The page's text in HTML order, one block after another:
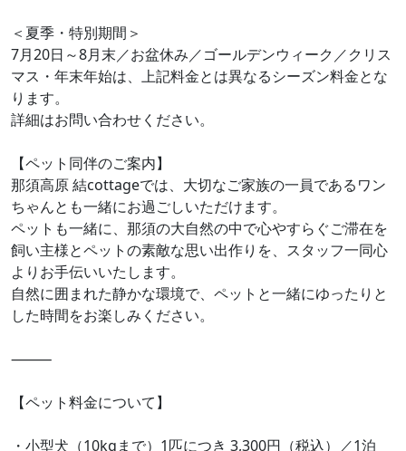
＜夏季・特別期間＞
7月20日～8月末／お盆休み／ゴールデンウィーク／クリス
マス・年末年始は、上記料金とは異なるシーズン料金とな
ります。
詳細はお問い合わせください。
【ペット同伴のご案内】
那須高原 結cottageでは、大切なご家族の一員であるワン
ちゃんとも一緒にお過ごしいただけます。
ペットも一緒に、那須の大自然の中で心やすらぐご滞在を
飼い主様とペットの素敵な思い出作りを、スタッフ一同心
よりお手伝いいたします。
自然に囲まれた静かな環境で、ペットと一緒にゆったりと
した時間をお楽しみください。
⸻
【ペット料金について】
・小型犬（10kgまで）1匹につき 3,300円（税込）／1泊